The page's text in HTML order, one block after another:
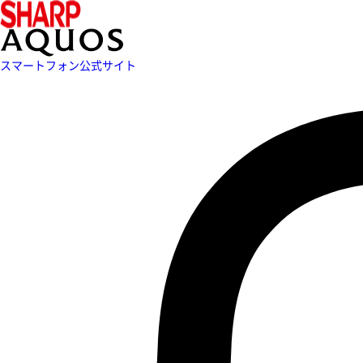
スマートフォン公式サイト